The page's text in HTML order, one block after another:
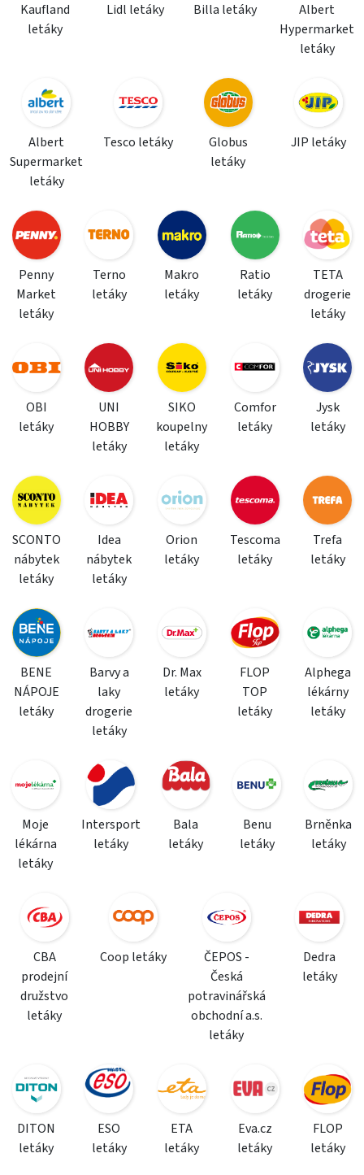
Kaufland
letáky
Lidl letáky Billa letáky
Albert
Hypermarket
letáky
Albert
Supermarket
letáky
Tesco letáky
Globus
letáky
JIP letáky
Penny
Market
letáky
Terno
letáky
Makro
letáky
Ratio
letáky
TETA
drogerie
letáky
OBI
letáky
UNI
HOBBY
letáky
SIKO
koupelny
letáky
Comfor
letáky
Jysk
letáky
SCONTO
nábytek
letáky
Idea
nábytek
letáky
Orion
letáky
Tescoma
letáky
Trefa
letáky
BENE
NÁPOJE
letáky
Barvy a
laky
drogerie
letáky
Dr. Max
letáky
FLOP
TOP
letáky
Alphega
lékárny
letáky
Moje
lékárna
letáky
Intersport
letáky
Bala
letáky
Benu
letáky
Brněnka
letáky
CBA
prodejní
družstvo
letáky
Coop letáky
ČEPOS -
Česká
potravinářská
obchodní a.s.
letáky
Dedra
letáky
DITON
letáky
ESO
letáky
ETA
letáky
Eva.cz
letáky
FLOP
letáky